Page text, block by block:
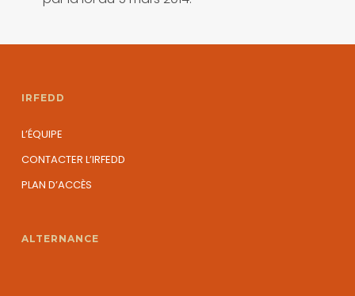
IRFEDD
L’ÉQUIPE
CONTACTER L’IRFEDD
PLAN D’ACCÈS
ALTERNANCE